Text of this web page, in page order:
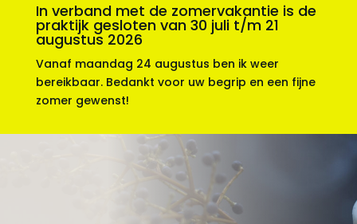
In verband met de zomervakantie is de
praktijk gesloten van 30 juli t/m 21
augustus 2026
Vanaf maandag 24 augustus ben ik weer
bereikbaar. Bedankt voor uw begrip en een fijne
zomer gewenst!